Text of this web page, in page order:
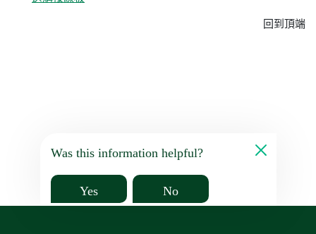
回到頂端
Was this information helpful?
Yes No